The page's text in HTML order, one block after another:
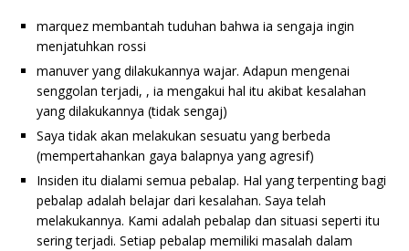
marquez membantah tuduhan bahwa ia sengaja ingin
menjatuhkan rossi
manuver yang dilakukannya wajar. Adapun mengenai
senggolan terjadi, , ia mengakui hal itu akibat kesalahan
yang dilakukannya (tidak sengaj)
Saya tidak akan melakukan sesuatu yang berbeda
(mempertahankan gaya balapnya yang agresif)
Insiden itu dialami semua pebalap. Hal yang terpenting bagi
pebalap adalah belajar dari kesalahan. Saya telah
melakukannya. Kami adalah pebalap dan situasi seperti itu
sering terjadi. Setiap pebalap memiliki masalah dalam